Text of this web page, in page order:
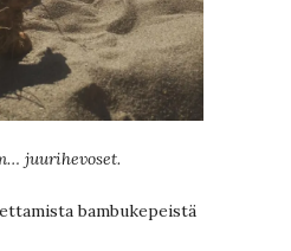
juurihevoset.
bambukepeistä